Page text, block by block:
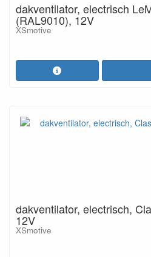
dakventilator, electrisch
(RAL9010), 12V
XSmotive
dakventilator, electrisch,
12V
XSmotive